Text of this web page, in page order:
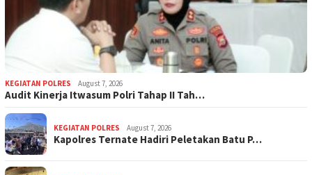
KEGIATAN POLRES August 7, 2026
Audit Kinerja Itwasum Polri Tahap II Tah…
KEGIATAN POLRES August 7, 2026
Kapolres Ternate Hadiri Peletakan Batu P…